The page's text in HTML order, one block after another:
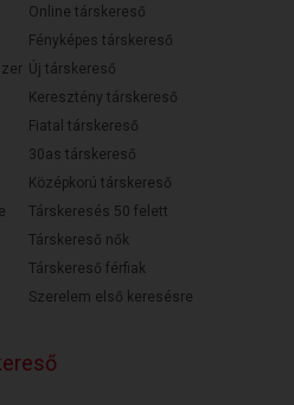
Online társkereső
Fényképes társkereső
Új társkereső
Keresztény társkereső
Fiatal társkereső
30as társkereső
Középkorú társkereső
Társkeresés 50 felett
Társkereső nők
Társkereső férfiak
Szerelem első keresésre